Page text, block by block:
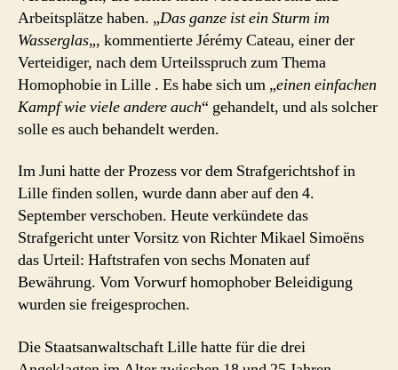
Arbeitsplätze haben. „Das ganze ist ein Sturm im
Wasserglas„, kommentierte Jérémy Cateau, einer der
Verteidiger, nach dem Urteilsspruch zum Thema
Homophobie in Lille . Es habe sich um „einen einfachen
Kampf wie viele andere auch“ gehandelt, und als solcher
solle es auch behandelt werden.
Im Juni hatte der Prozess vor dem Strafgerichtshof in
Lille finden sollen, wurde dann aber auf den 4.
September verschoben. Heute verkündete das
Strafgericht unter Vorsitz von Richter Mikael Simoëns
das Urteil: Haftstrafen von sechs Monaten auf
Bewährung. Vom Vorwurf homophober Beleidigung
wurden sie freigesprochen.
Die Staatsanwaltschaft Lille hatte für die drei